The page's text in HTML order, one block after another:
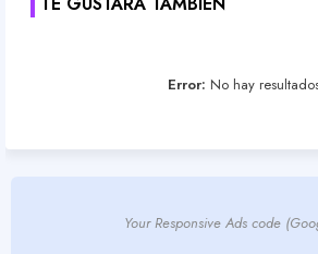
Error: No hay
Your Responsive Ads code